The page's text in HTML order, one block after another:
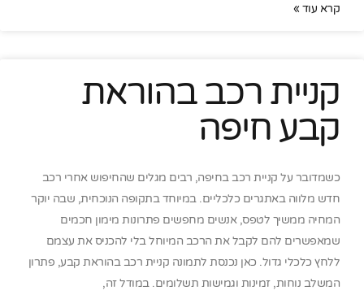
קרא עוד »
קניית רכב בהוראת
קבע חיפה
כשמדובר על קניית רכב בחיפה, רבים מגלים שהחיפוש אחרי רכב
חדש מלווה באתגרים כלכליים. במיוחד בתקופה הנוכחית, שבה יוקר
המחיה ממשיך לטפס, אנשים מחפשים פתרונות מימון חכמים
שמאפשרים להם לקבל את הרכב המיוחל בלי להכניס את עצמם
ללחץ כלכלי גדול. כאן נכנסת לתמונה קניית רכב בהוראת קבע, פתרון
המשלב נוחות, זמינות וגמישות תשלומים. במודל זה,